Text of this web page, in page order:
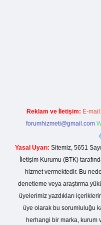
Reklam ve İletişim: E-mail:
forumhizmeti@gmail.com
Yasal Uyarı: Sitemiz, 5651
İletişim Kurumu (BTK)
hizmet vermektedir. Bu
denetleme veya araştırma
üyelerimiz yazdıkları
üye olarak bu sorumluluğu
herhangi bir marka, kurum